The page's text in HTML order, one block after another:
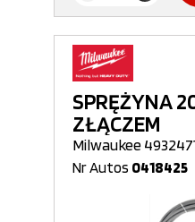
SPRĘŻYNA
ZŁĄCZEM
Milwaukee
Nr Autos 0418425